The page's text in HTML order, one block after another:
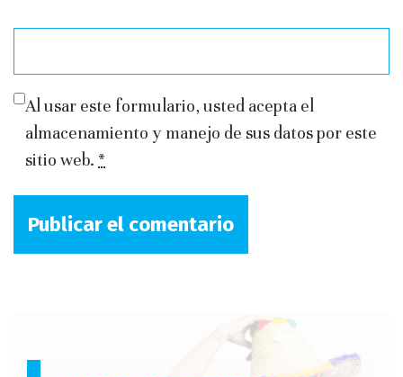
Al usar este formulario, usted acepta el
almacenamiento y manejo de sus datos por este
sitio web. *